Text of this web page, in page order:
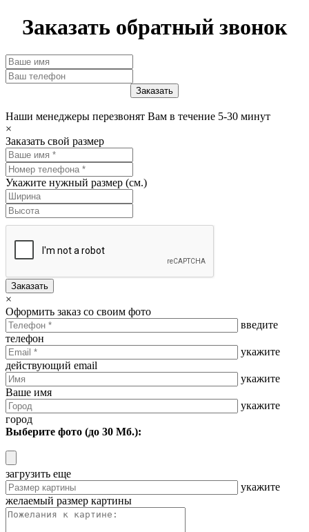
Заказать обратный звонок
Наши менеджеры перезвонят Вам в течение 5-30 минут
×
Заказать свой размер
Укажите нужный размер (см.)
Заказать
×
Оформить заказ со своим фото
введите
телефон
укажите
действующий email
укажите
Ваше имя
укажите
город
Выберите фото (до 30 Мб.):
загрузить еще
укажите
желаемый размер картины